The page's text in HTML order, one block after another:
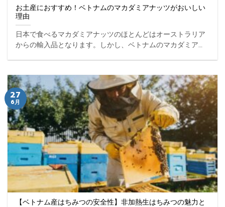
お土産におすすめ！ベトナムのマカダミアナッツがおいしい
理由
日本で食べるマカダミアナッツのほとんどはオーストラリア
からの輸入品となります。しかし、ベトナムのマカダミアナ
ツがおいしい理由をご紹介します。 ...
【ベトナム産はちみつの安全性】非加熱生はちみつの魅力と
27
6月